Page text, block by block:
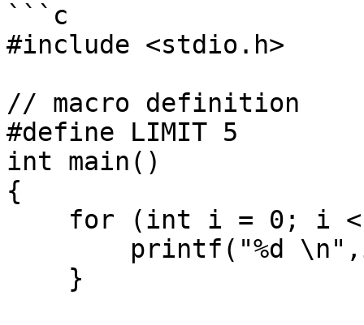
```c
#include <stdio.h>
// macro definition
#define LIMIT 5
int main()
{